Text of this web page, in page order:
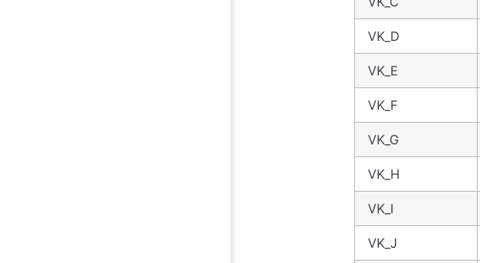
VK_D
VK_E
VK_F
VK_G
VK_H
VK_I
VK_J